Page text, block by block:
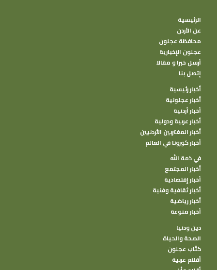
الرئيسية
عن الأردن
محافظة عجلون
عجلون الإخبارية
أرسل خبرا و مقالا
إتصل بنا
أخبار رئيسية
أخبار عجلونية
أخبار أردنية
أخبار عربية ودولية
أخبار المغتربين الأردنيين
أخبار كورونا في العالم
في ذمة الله
أخبار المجتمع
أخبار إقتصادية
أخبار ثقافية وفنية
أخبار رياضية
أخبار منوعة
دين ودنيا
الصحة والحياة
كتًاب عجلون
أقلام عربية